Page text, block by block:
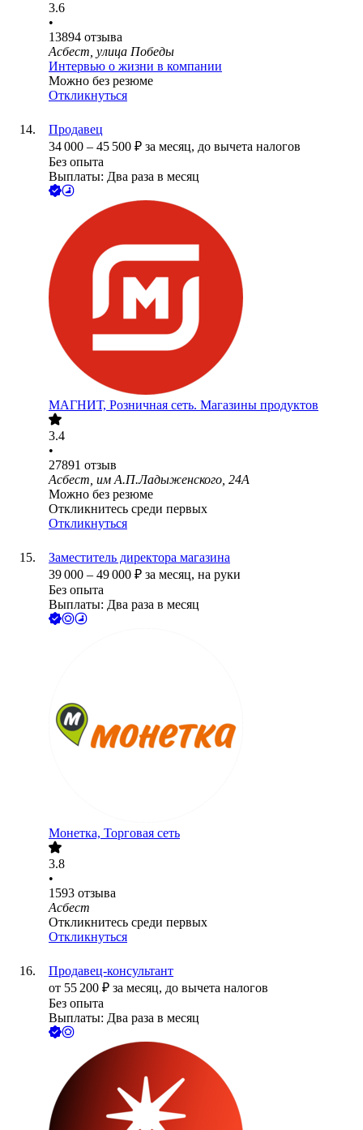
3.6
•
13894 отзыва
Асбест, улица Победы
Интервью о жизни в компании
Можно без резюме
Откликнуться
Продавец
34 000 – 45 500 ₽ за месяц, до вычета налогов
Без опыта
Выплаты: Два раза в месяц
МАГНИТ, Розничная сеть. Магазины продуктов
3.4
•
27891 отзыв
Асбест, им А.П.Ладыженского, 24А
Можно без резюме
Откликнитесь среди первых
Откликнуться
Заместитель директора магазина
39 000 – 49 000 ₽ за месяц, на руки
Без опыта
Выплаты: Два раза в месяц
Монетка, Торговая сеть
3.8
•
1593 отзыва
Асбест
Откликнитесь среди первых
Откликнуться
Продавец-консультант
от 55 200 ₽ за месяц, до вычета налогов
Без опыта
Выплаты: Два раза в месяц